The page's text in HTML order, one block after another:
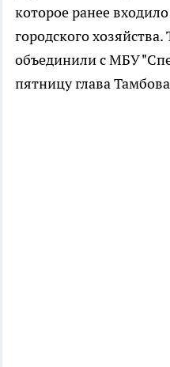
которое ранее
городского
объединили с МБУ
пятницу глава